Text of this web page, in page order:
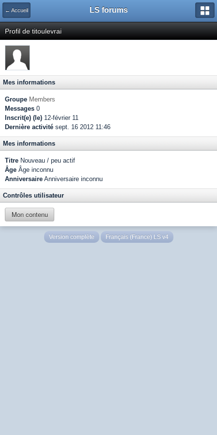
← Accueil LS forums
Profil de titoulevrai
Mes informations
Groupe Members
Messages 0
Inscrit(e) (le) 12-février 11
Dernière activité sept. 16 2012 11:46
Mes informations
Titre Nouveau / peu actif
Âge Âge inconnu
Anniversaire Anniversaire inconnu
Contrôles utilisateur
Mon contenu
Version complète Français (France) LS v4